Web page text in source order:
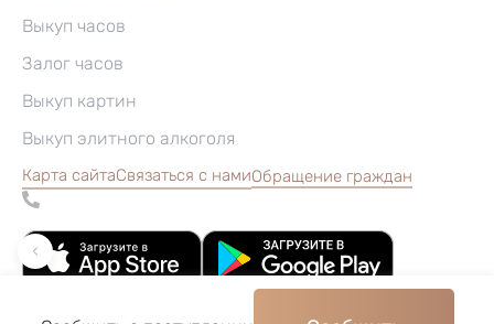
Выкуп часов
Залог часов
Выкуп картин
Выкуп элитного алкоголя
Карта сайтаСвязаться с намиОбращение граждан